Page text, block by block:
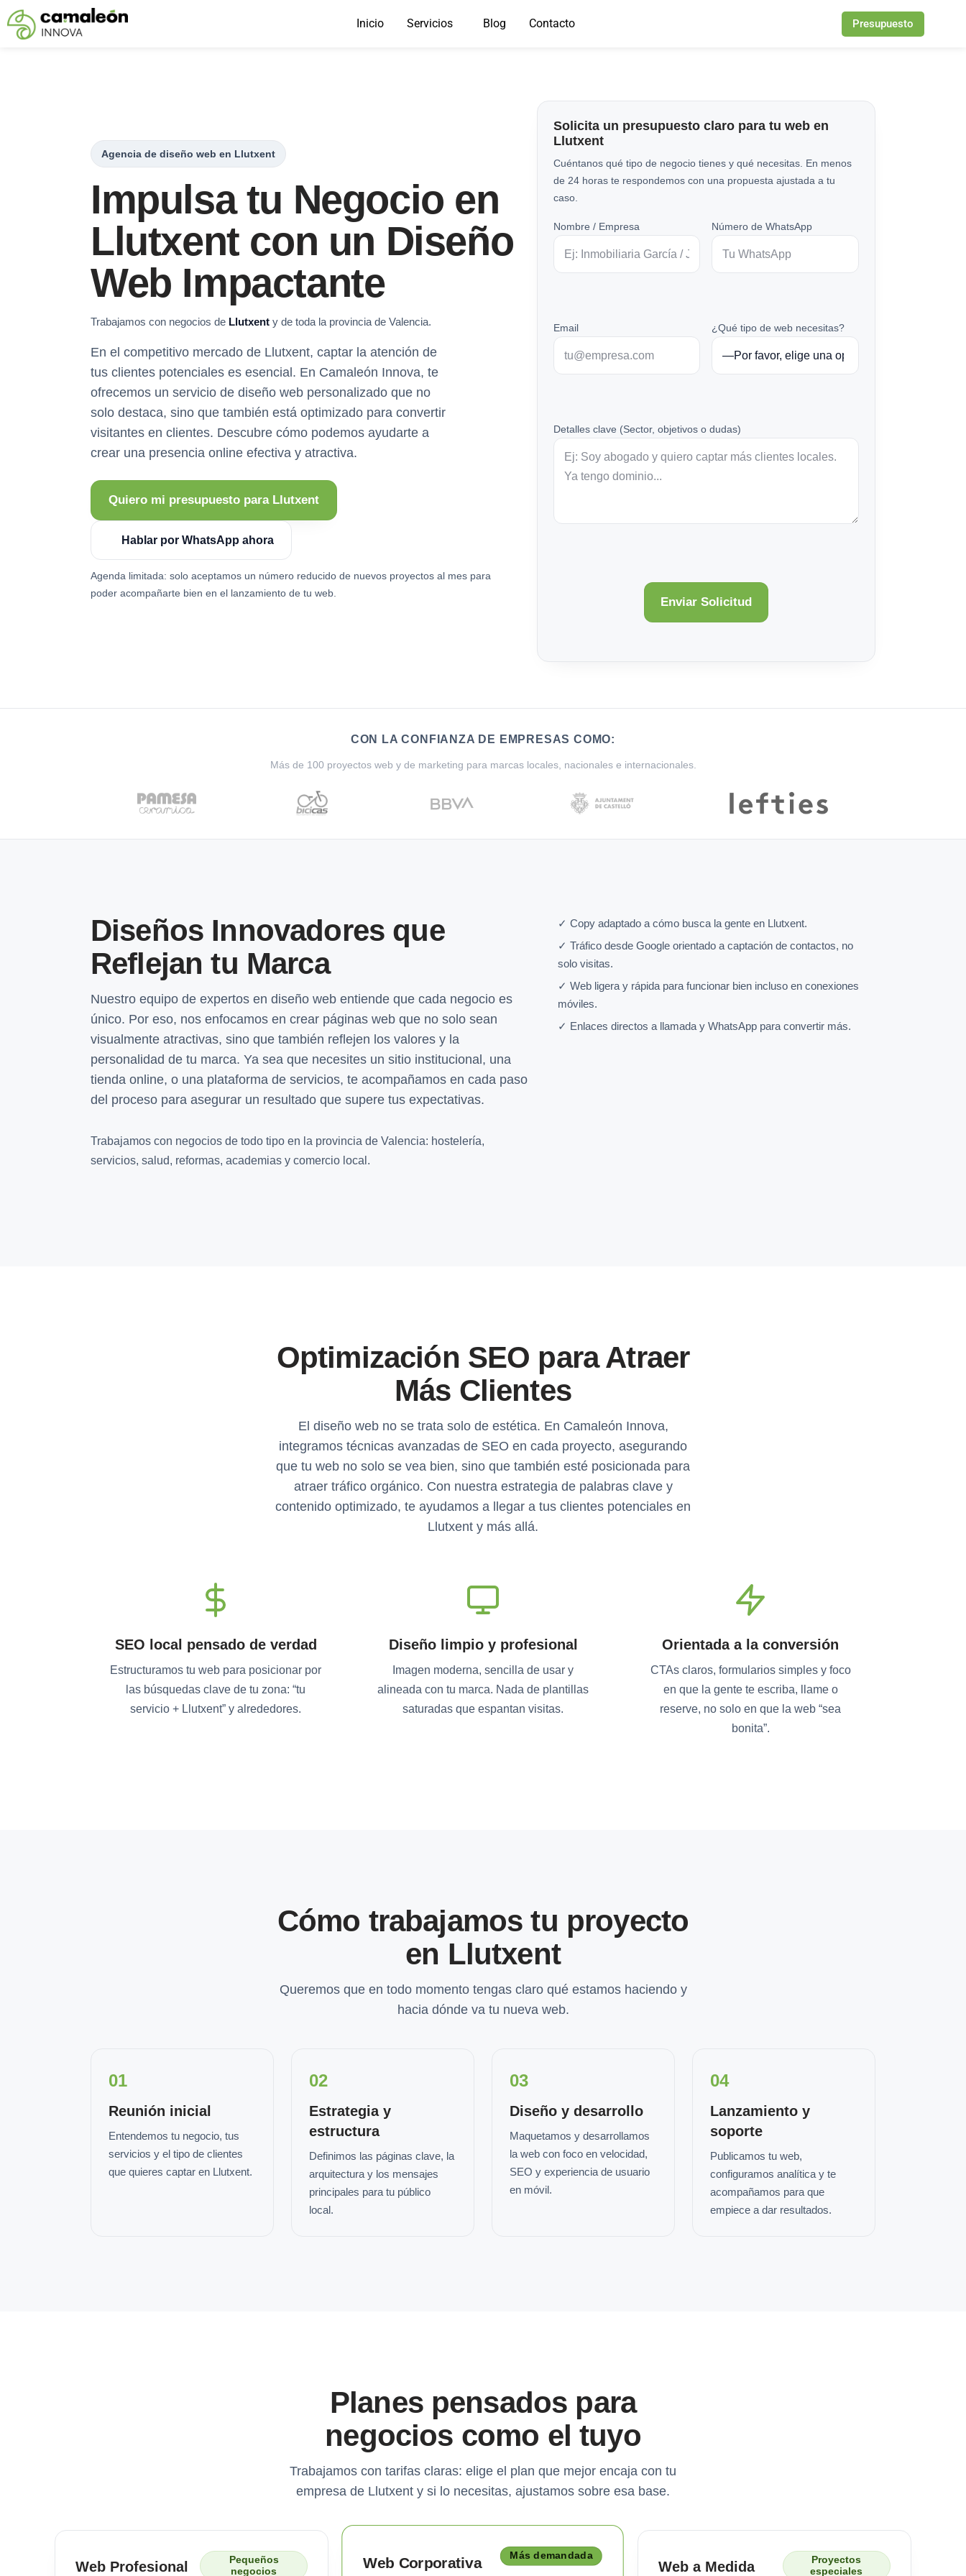
Saltar
Inicio Servicios Blog Contacto Presupuesto
Agencia de diseño web en Llutxent
Impulsa tu Negocio en
Llutxent con un Diseño
Web Impactante
Trabajamos con negocios de Llutxent y de toda la provincia de Valencia.
En el competitivo mercado de Llutxent, captar la atención de
tus clientes potenciales es esencial. En Camaleón Innova, te
ofrecemos un servicio de diseño web personalizado que no
solo destaca, sino que también está optimizado para convertir
visitantes en clientes. Descubre cómo podemos ayudarte a
crear una presencia online efectiva y atractiva.
Quiero mi presupuesto para Llutxent
Hablar por WhatsApp ahora
Agenda limitada: solo aceptamos un número reducido de nuevos proyectos al mes para
poder acompañarte bien en el lanzamiento de tu web.
Solicita un presupuesto claro para tu web en
Llutxent
Cuéntanos qué tipo de negocio tienes y qué necesitas. En menos
de 24 horas te respondemos con una propuesta ajustada a tu
caso.
Nombre / Empresa Número de WhatsApp
Email ¿Qué tipo de web necesitas?
Detalles clave (Sector, objetivos o dudas)
CON LA CONFIANZA DE EMPRESAS COMO:
Más de 100 proyectos web y de marketing para marcas locales, nacionales e internacionales.
Diseños Innovadores que
Reflejan tu Marca
Nuestro equipo de expertos en diseño web entiende que cada negocio es
único. Por eso, nos enfocamos en crear páginas web que no solo sean
visualmente atractivas, sino que también reflejen los valores y la
personalidad de tu marca. Ya sea que necesites un sitio institucional, una
tienda online, o una plataforma de servicios, te acompañamos en cada paso
del proceso para asegurar un resultado que supere tus expectativas.
Trabajamos con negocios de todo tipo en la provincia de Valencia: hostelería,
servicios, salud, reformas, academias y comercio local.
✓ Copy adaptado a cómo busca la gente en Llutxent.
✓ Tráfico desde Google orientado a captación de contactos, no
solo visitas.
✓ Web ligera y rápida para funcionar bien incluso en conexiones
móviles.
✓ Enlaces directos a llamada y WhatsApp para convertir más.
Optimización SEO para Atraer
Más Clientes
El diseño web no se trata solo de estética. En Camaleón Innova,
integramos técnicas avanzadas de SEO en cada proyecto, asegurando
que tu web no solo se vea bien, sino que también esté posicionada para
atraer tráfico orgánico. Con nuestra estrategia de palabras clave y
contenido optimizado, te ayudamos a llegar a tus clientes potenciales en
Llutxent y más allá.
SEO local pensado de verdad
Estructuramos tu web para posicionar por
las búsquedas clave de tu zona: “tu
servicio + Llutxent” y alrededores.
Diseño limpio y profesional
Imagen moderna, sencilla de usar y
alineada con tu marca. Nada de plantillas
saturadas que espantan visitas.
Orientada a la conversión
CTAs claros, formularios simples y foco
en que la gente te escriba, llame o
reserve, no solo en que la web “sea
bonita”.
Cómo trabajamos tu proyecto
en Llutxent
Queremos que en todo momento tengas claro qué estamos haciendo y
hacia dónde va tu nueva web.
01
Reunión inicial
Entendemos tu negocio, tus
servicios y el tipo de clientes
que quieres captar en Llutxent.
02
Estrategia y
estructura
Definimos las páginas clave, la
arquitectura y los mensajes
principales para tu público
local.
03
Diseño y desarrollo
Maquetamos y desarrollamos
la web con foco en velocidad,
SEO y experiencia de usuario
en móvil.
04
Lanzamiento y
soporte
Publicamos tu web,
configuramos analítica y te
acompañamos para que
empiece a dar resultados.
Planes pensados para
negocios como el tuyo
Trabajamos con tarifas claras: elige el plan que mejor encaja con tu
empresa de Llutxent y si lo necesitas, ajustamos sobre esa base.
Web Profesional
Pequeños
negocios
Web Corporativa Más demandada
Web a Medida
Proyectos
especiales